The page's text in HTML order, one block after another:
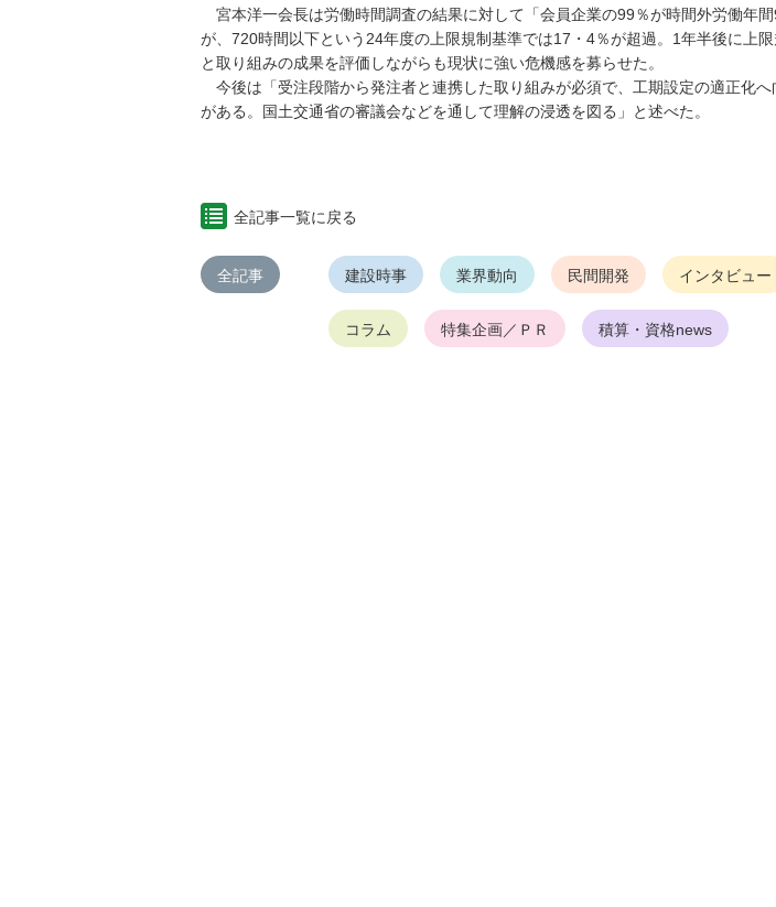
宮本洋一会長は労働時間調査の結果に対して「会員企業の99％が時間外労働年
が、720時間以下という24年度の上限規制基準では17・4％が超過。1年半後に上
と取り組みの成果を評価しながらも現状に強い危機感を募らせた。
今後は「受注段階から発注者と連携した取り組みが必須で、工期設定の適正化
がある。国土交通省の審議会などを通して理解の浸透を図る」と述べた。
全記事一覧に戻る
全記事 建設時事 業界動向 民間開発 インタビュー
コラム 特集企画／ＰＲ 積算・資格news